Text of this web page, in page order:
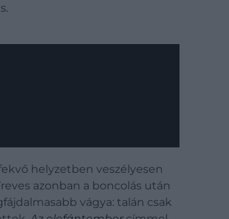
helyzetben veszélyesen
azonban a boncolás után
vágya: talán csak